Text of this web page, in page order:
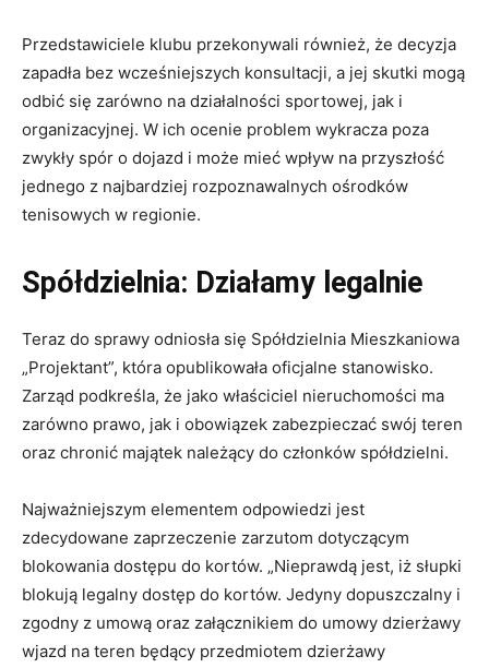
Przedstawiciele klubu przekonywali również, że decyzja
zapadła bez wcześniejszych konsultacji, a jej skutki mogą
odbić się zarówno na działalności sportowej, jak i
organizacyjnej. W ich ocenie problem wykracza poza
zwykły spór o dojazd i może mieć wpływ na przyszłość
jednego z najbardziej rozpoznawalnych ośrodków
tenisowych w regionie.
Spółdzielnia: Działamy legalnie
Teraz do sprawy odniosła się Spółdzielnia Mieszkaniowa
„Projektant”, która opublikowała oficjalne stanowisko.
Zarząd podkreśla, że jako właściciel nieruchomości ma
zarówno prawo, jak i obowiązek zabezpieczać swój teren
oraz chronić majątek należący do członków spółdzielni.
Najważniejszym elementem odpowiedzi jest
zdecydowane zaprzeczenie zarzutom dotyczącym
blokowania dostępu do kortów. „Nieprawdą jest, iż słupki
blokują legalny dostęp do kortów. Jedyny dopuszczalny i
zgodny z umową oraz załącznikiem do umowy dzierżawy
wjazd na teren będący przedmiotem dzierżawy